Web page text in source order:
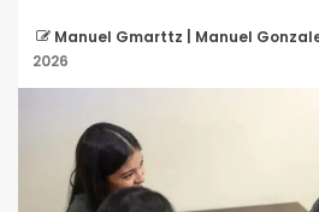
Manuel Gmarttz | Manuel
2026